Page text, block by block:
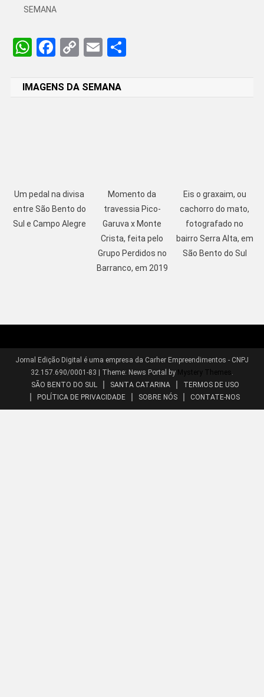
SEMANA
WhatsApp
Facebook
CopyEmail
IMAGENS DA SEMANA
Um pedal na divisa
entre São Bento do
Sul e Campo Alegre
Momento da
travessia Pico-
Garuva x Monte
Crista, feita pelo
Grupo Perdidos no
Barranco, em 2019
Eis o graxaim, ou
cachorro do mato,
fotografado no
bairro Serra Alta, em
São Bento do Sul
Jornal Edição Digital é uma empresa da Carher Empreendimentos - CNPJ
32.157.690/0001-83 | Theme: News Portal by Mystery Themes
SÃO BENTO DO SUL
SANTA CATARINA
TERMOS DE USO
POLÍTICA DE PRIVACIDADE
SOBRE NÓS CONTATE-NOS